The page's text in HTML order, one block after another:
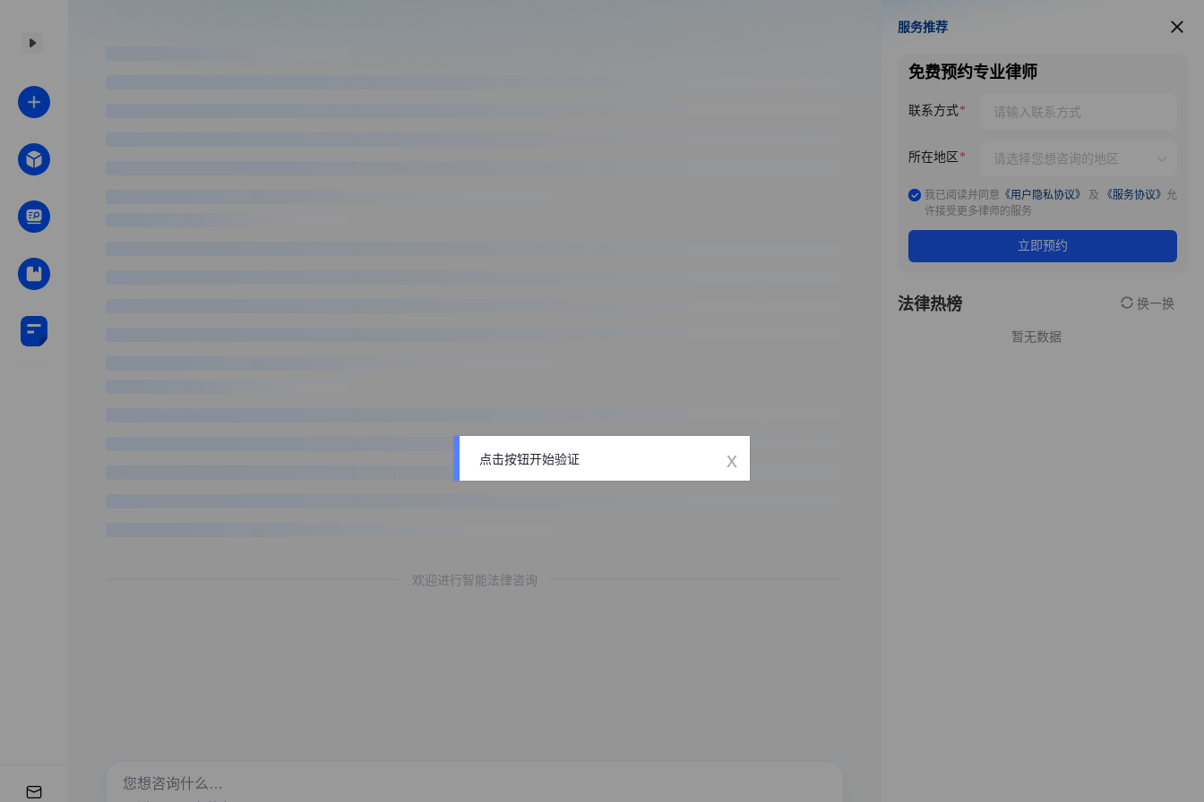
欢迎进行智能法律咨询
服务推荐
服务推荐
免费预约专业律师
联系方式
所在地区
我已阅读并同意 《用户隐私协议》 及 《服务协议》 允
许接受更多律师的服务
立即预约
法律热榜 换一换
暂无数据
点击按钮开始验证 x